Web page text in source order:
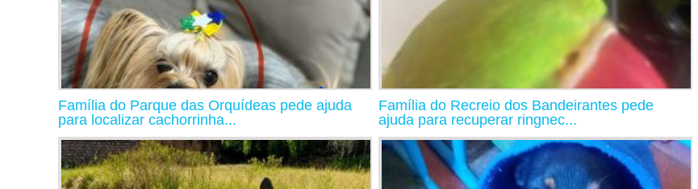
Família do Parque das Orquídeas pede ajuda
para localizar cachorrinha...
Família do Recreio dos Bandeirantes pede
ajuda para recuperar ringnec...